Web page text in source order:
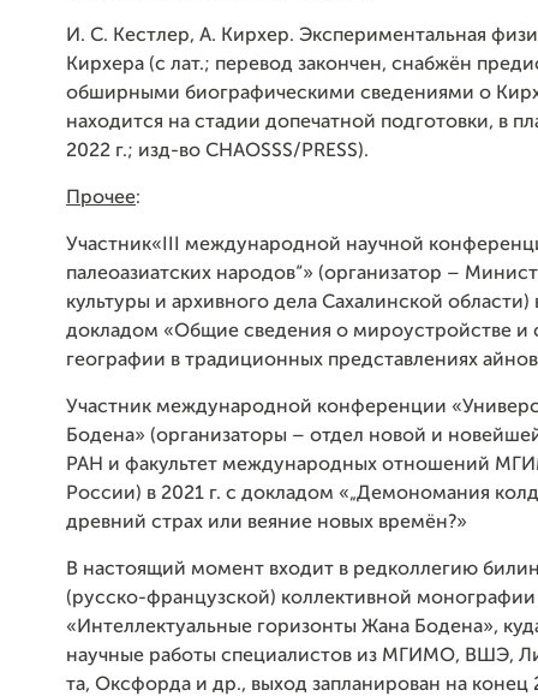
И. С. Кестлер, А. Кирхер. Экспериментальная
Кирхера (с лат.; перевод закончен, снабжён
обширными биографическими сведениями о
находится на стадии допечатной подготовки, в
2022 г.; изд-во CHAOSSS/PRESS).
Прочее:
Участник«III международной научной
палеоазиатских народов“» (организатор –
культуры и архивного дела Сахалинской области)
докладом «Общие сведения о мироустройстве и
географии в традиционных представлениях
Участник международной конференции
Бодена» (организаторы – отдел новой и
РАН и факультет международных отношений
России) в 2021 г. с докладом «„Демономания
древний страх или веяние новых времён?»
В настоящий момент входит в редколлегию
(русско-французской) коллективной монографии
«Интеллектуальные горизонты Жана Бодена»,
научные работы специалистов из МГИМО, ВШЭ,
та, Оксфорда и др., выход запланирован на конец